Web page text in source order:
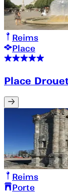
Reims
Place
Place
Reims
Porte